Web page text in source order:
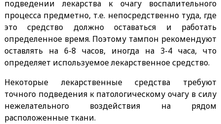
подведении лекарства к очагу воспалительного
процесса предметно, т.е. непосредственно туда, где
это средство должно оставаться и работать
определенное время. Поэтому тампон рекомендуют
оставлять на 6-8 часов, иногда на 3-4 часа, что
определяет используемое лекарственное средство.
Некоторые лекарственные средства требуют
точного подведения к патологическому очагу в силу
нежелательного воздействия на рядом
расположенные ткани.